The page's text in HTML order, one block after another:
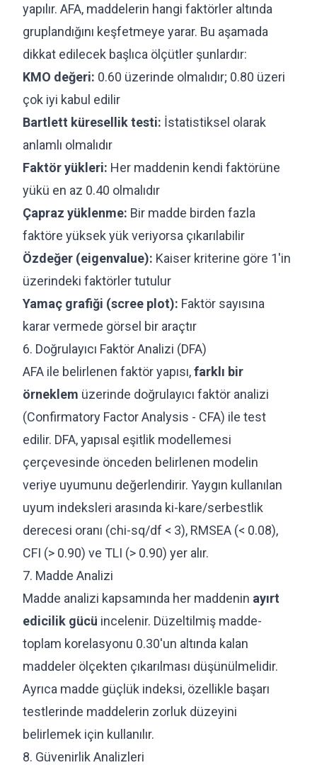
yapılır. AFA, maddelerin hangi faktörler altında
gruplandığını keşfetmeye yarar. Bu aşamada
dikkat edilecek başlıca ölçütler şunlardır:
KMO değeri: 0.60 üzerinde olmalıdır; 0.80 üzeri
çok iyi kabul edilir
Bartlett küresellik testi: İstatistiksel olarak
anlamlı olmalıdır
Faktör yükleri: Her maddenin kendi faktörüne
yükü en az 0.40 olmalıdır
Çapraz yüklenme: Bir madde birden fazla
faktöre yüksek yük veriyorsa çıkarılabilir
Özdeğer (eigenvalue): Kaiser kriterine göre 1'in
üzerindeki faktörler tutulur
Yamaç grafiği (scree plot): Faktör sayısına
karar vermede görsel bir araçtır
6. Doğrulayıcı Faktör Analizi (DFA)
AFA ile belirlenen faktör yapısı,farklı bir
örneklem üzerinde doğrulayıcı faktör analizi
(Confirmatory Factor Analysis - CFA) ile test
edilir. DFA, yapısal eşitlik modellemesi
çerçevesinde önceden belirlenen modelin
veriye uyumunu değerlendirir. Yaygın kullanılan
uyum indeksleri arasında ki-kare/serbestlik
derecesi oranı (chi-sq/df < 3), RMSEA (< 0.08),
CFI (> 0.90) ve TLI (> 0.90) yer alır.
7. Madde Analizi
Madde analizi kapsamında her maddenin ayırt
edicilik gücü incelenir. Düzeltilmiş madde-
toplam korelasyonu 0.30'un altında kalan
maddeler ölçekten çıkarılması düşünülmelidir.
Ayrıca madde güçlük indeksi, özellikle başarı
testlerinde maddelerin zorluk düzeyini
belirlemek için kullanılır.
8. Güvenirlik Analizleri